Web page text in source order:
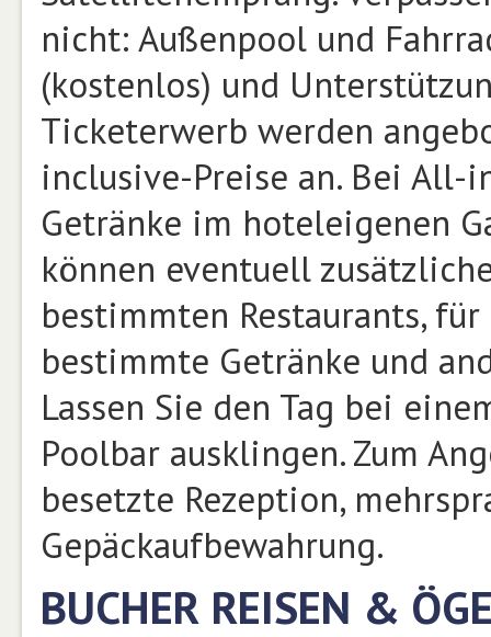
nicht: Außenpool und
(kostenlos) und
Ticketerwerb werden
inclusive-Preise an. Bei All-
Getränke im hoteleigenen
können eventuell
bestimmten Restaurants,
bestimmte Getränke und
Lassen Sie den Tag bei
Poolbar ausklingen. Zum
besetzte Rezeption,
Gepäckaufbewahrung.
BUCHER REISEN &